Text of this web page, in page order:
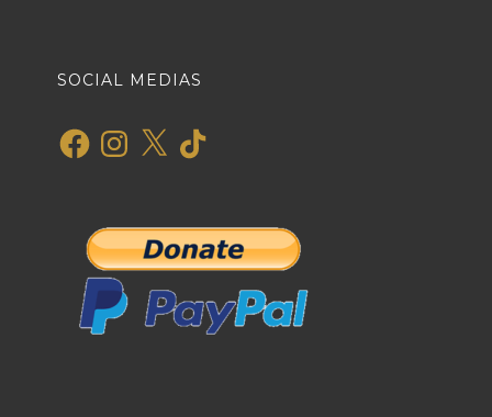
SOCIAL MEDIAS
FacebookInstagram
X TikTok